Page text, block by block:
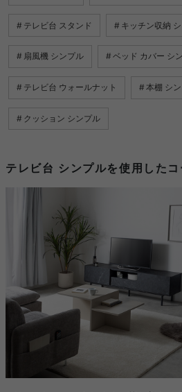
テレビ台 スタンド キッチン収納
扇風機 シンプル ベッド カバー シ
テレビ台 ウォールナット 本棚 シ
クッション シンプル
テレビ台 シンプルを使用した